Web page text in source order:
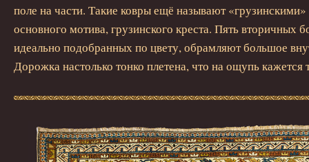
поле на части. Такие ковры ещё называют «грузинскими»
основного мотива, грузинского креста. Пять вторичных
идеально подобранных по цвету, обрамляют большое
Дорожка настолько тонко плетена, что на ощупь кажется